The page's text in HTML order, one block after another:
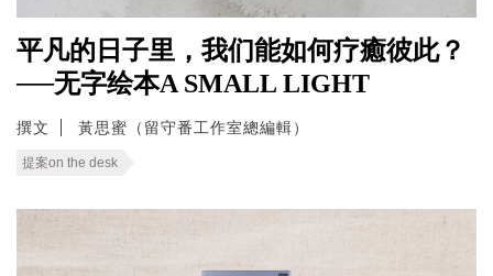
平凡的日子里，我们能如何疗癒彼此？
──无字绘本A SMALL LIGHT
撰文 黃思蜜（留守番工作室總編輯）
提案on the desk